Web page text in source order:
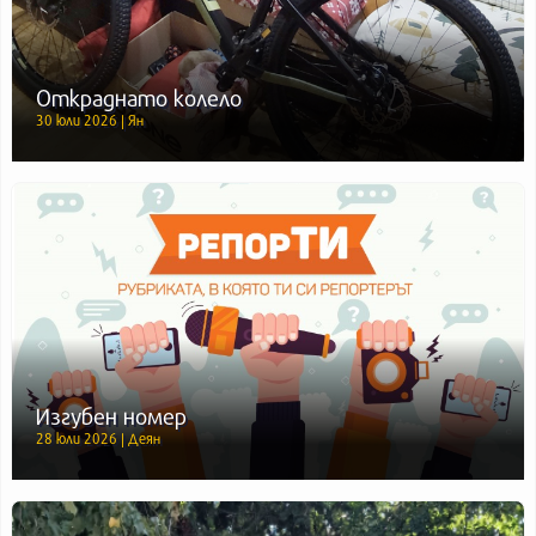
Откраднато колело
30 юли 2026 | Ян
Изгубен номер
28 юли 2026 | Деян